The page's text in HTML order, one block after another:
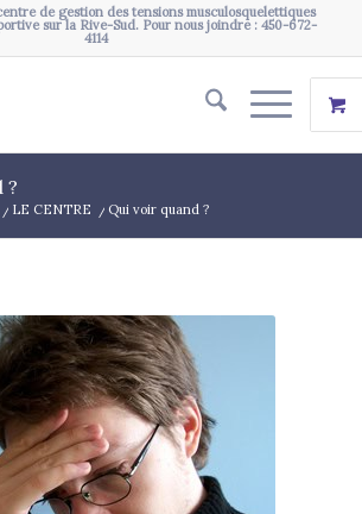
de gestion des tensions musculosquelettiques
sur la Rive-Sud. Pour nous joindre : 450-672-
4114
?
/ LE CENTRE / Qui voir quand ?